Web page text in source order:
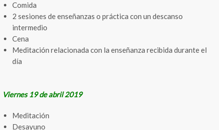
Comida
2 sesiones de enseñanzas o práctica con un descanso
intermedio
Cena
Meditación relacionada con la enseñanza recibida durante el
día
Viernes 19 de abril 2019
Meditación
Desayuno